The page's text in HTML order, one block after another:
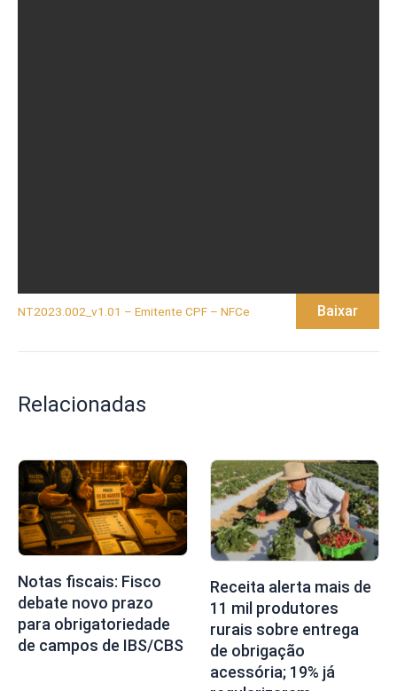
NT2023.002_v1.01 – Emitente CPF – NFCe Baixar
Relacionadas
Notas fiscais: Fisco
debate novo prazo
para obrigatoriedade
de campos de IBS/CBS
Receita alerta mais de
11 mil produtores
rurais sobre entrega
de obrigação
acessória; 19% já